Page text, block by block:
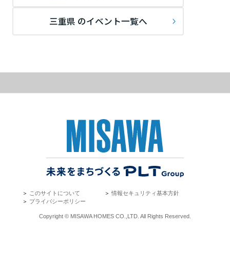
三重県 のイベント一覧へ
＞ このサイトについて ＞情報セキュリティ基本方針
＞ プライバシーポリシー
Copyright © MISAWA HOMES CO.,LTD. All Rights Reserved.